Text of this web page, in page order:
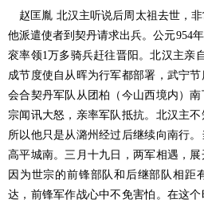
赵匡胤 北汉主听说后周太祖去世，非
他派遣使者到契丹请求出兵。公元954
衮率领1万多骑兵赶往晋阳。北汉主亲
成节度使自从晖为行军都部署，武宁
会合契丹军队从团柏（今山西境内）
宗闻讯大怒，亲率军队抵抗。北汉主不
所以他只是从潞州经过后继续向南行
高平城南。三月十九日，两军相遇，展
因为世宗的前锋部队和后继部队相距
达，前锋军作战心中不免害怕。在这